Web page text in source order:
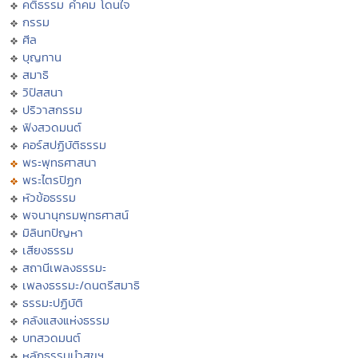
คติธรรม คำคม โดนใจ
กรรม
ศีล
บุญทาน
สมาธิ
วิปัสสนา
ปริวาสกรรม
ฟังสวดมนต์
คอร์สปฏิบัติธรรม
พระพุทธศาสนา
พระไตรปิฏก
หัวข้อธรรม
พจนานุกรมพุทธศาสน์
มิลินทปัญหา
เสียงธรรม
สถานีเพลงธรรมะ
เพลงธรรมะ/ดนตรีสมาธิ
ธรรมะปฏิบัติ
คลังแสงแห่งธรรม
บทสวดมนต์